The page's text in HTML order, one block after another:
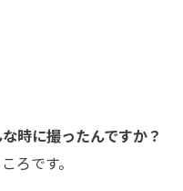
時に撮ったんですか？
ろです。